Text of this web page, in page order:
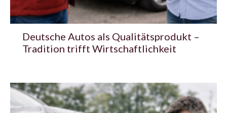
Deutsche Autos als Qualitätsprodukt –
Tradition trifft Wirtschaftlichkeit